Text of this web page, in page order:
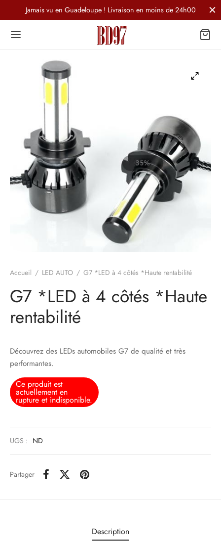
Jamais vu en Guadeloupe ! Livraison en moins de 24h00
Accueil / LED AUTO / G7 *LED à 4 côtés *Haute rentabilité
G7 *LED à 4 côtés *Haute
rentabilité
Découvrez des LEDs automobiles G7 de qualité et très
performantes.
Ce produit est
actuellement en
rupture et indisponible.
UGS : ND
Partager
Description